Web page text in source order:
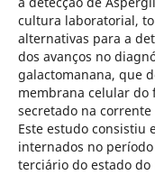
cultura laboratorial,
alternativas para a
dos avanços no
galactomanana, que
membrana celular do
secretado na
Este estudo consistiu
internados no
terciário do estado do